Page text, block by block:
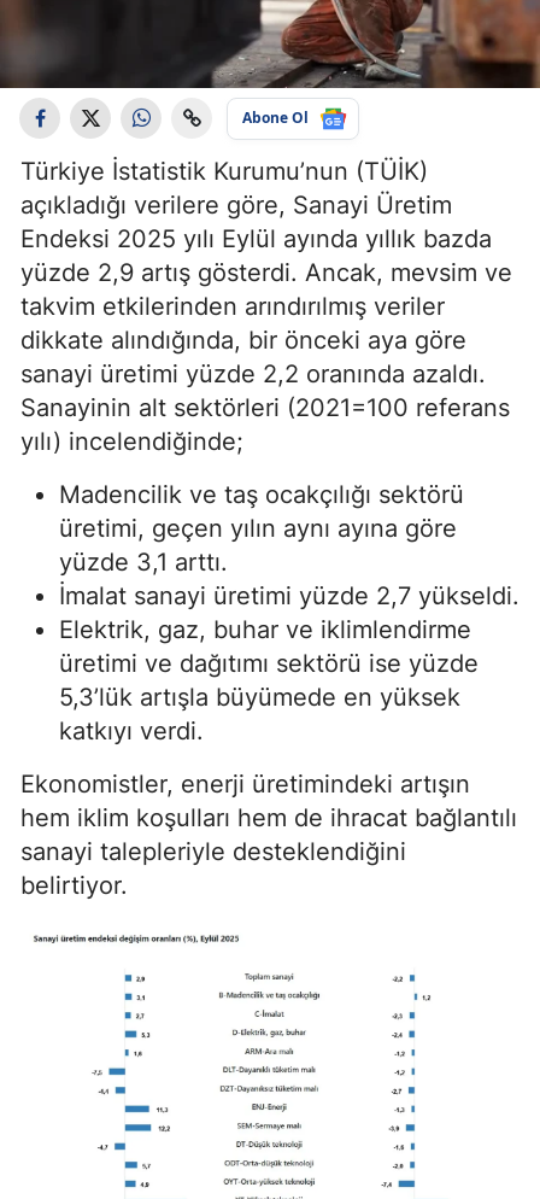
Abone Ol
Türkiye İstatistik Kurumu’nun (TÜİK)
açıkladığı verilere göre, Sanayi Üretim
Endeksi 2025 yılı Eylül ayında yıllık bazda
yüzde 2,9 artış gösterdi. Ancak, mevsim ve
takvim etkilerinden arındırılmış veriler
dikkate alındığında, bir önceki aya göre
sanayi üretimi yüzde 2,2 oranında azaldı.
Sanayinin alt sektörleri (2021=100 referans
yılı) incelendiğinde;
Madencilik ve taş ocakçılığı sektörü
üretimi, geçen yılın aynı ayına göre
yüzde 3,1 arttı.
İmalat sanayi üretimi yüzde 2,7 yükseldi.
Elektrik, gaz, buhar ve iklimlendirme
üretimi ve dağıtımı sektörü ise yüzde
5,3’lük artışla büyümede en yüksek
katkıyı verdi.
Ekonomistler, enerji üretimindeki artışın
hem iklim koşulları hem de ihracat bağlantılı
sanayi talepleriyle desteklendiğini
belirtiyor.